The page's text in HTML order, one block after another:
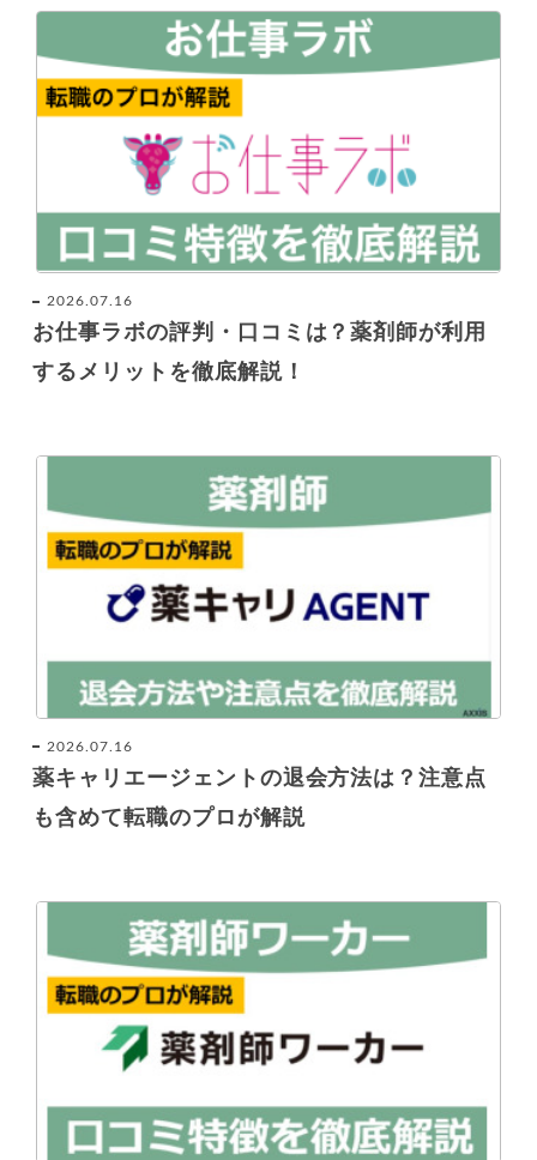
2026.07.16
お仕事ラボの評判・口コミは？薬剤師が利用
するメリットを徹底解説！
2026.07.16
薬キャリエージェントの退会方法は？注意点
も含めて転職のプロが解説